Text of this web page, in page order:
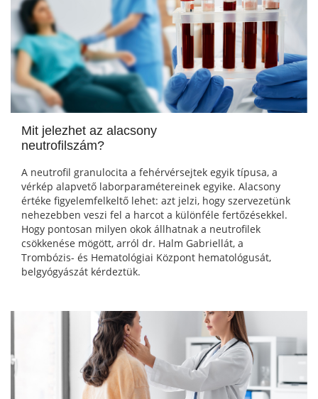
Mit jelezhet az alacsony
neutrofilszám?
A neutrofil granulocita a fehérvérsejtek egyik típusa, a
vérkép alapvető laborparamétereinek egyike. Alacsony
értéke figyelemfelkeltő lehet: azt jelzi, hogy szervezetünk
nehezebben veszi fel a harcot a különféle fertőzésekkel.
Hogy pontosan milyen okok állhatnak a neutrofilek
csökkenése mögött, arról dr. Halm Gabriellát, a
Trombózis- és Hematológiai Központ hematológusát,
belgyógyászát kérdeztük.